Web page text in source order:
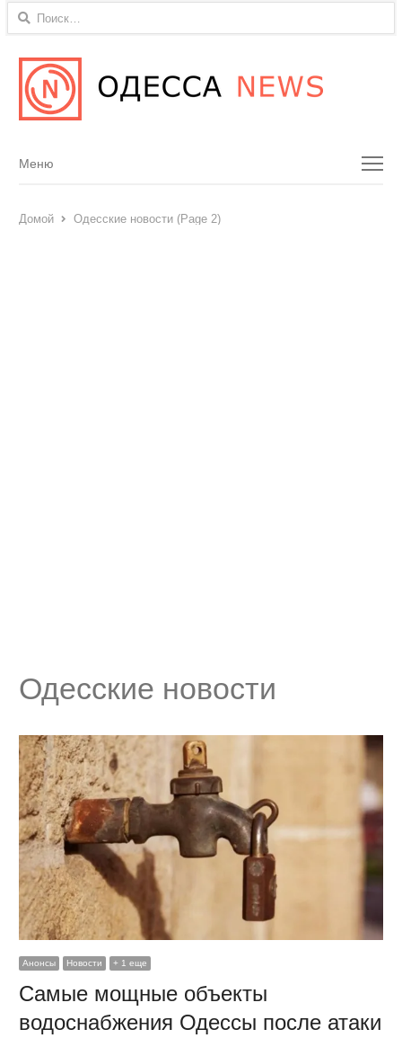
Найти:
Menu
Меню
Домой Одесские новости (Page 2)
Одесские новости
Анонсы Новости + 1 еще
Самые мощные объекты
водоснабжения Одессы после атаки